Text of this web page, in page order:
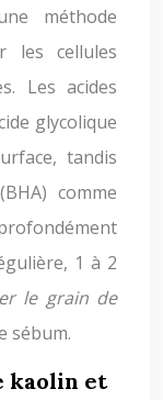
méthode
les cellules
Les acides
glycolique
tandis
comme
1 à 2
le grain de
sébum.
kaolin et